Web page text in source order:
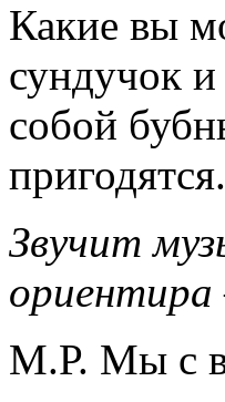
Какие вы
сундучок
собой
пригодятся.
Звучит
М.Р. Мы с